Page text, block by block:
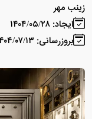
زینب مهر
ایجاد: ۱۴۰۴/۰۵/۲۸
بروزرسانی: ۱۴۰۴/۰۷/۱۳